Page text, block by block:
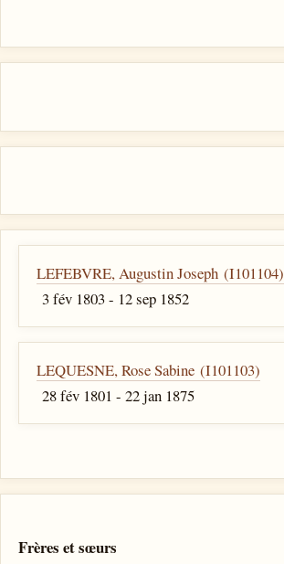
LEFEBVRE, Augustin Joseph (I101104)
3 fév 1803 - 12 sep 1852
LEQUESNE, Rose Sabine (I101103)
28 fév 1801 - 22 jan 1875
Frères et sœurs